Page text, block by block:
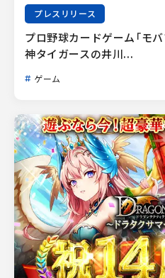
プレスリリース
プロ野球カードゲーム「モ
神タイガースの井川...
ゲーム